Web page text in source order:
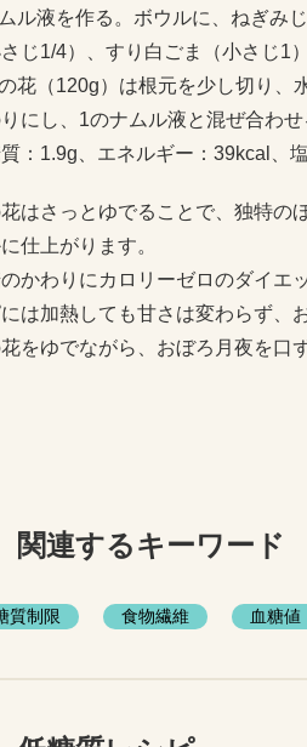
ル液を作る。ボウルに、ねぎみ
さじ1/4）、すり白ごま（小さじ1
花（120g）は根元を少し切り、
にし、1のナムル液と混ぜ合わせ
質：1.9g、エネルギー：39kcal、
はさっとゆでることで、独特の
仕上がります。
かわりにカロリーゼロのダイエ
は加熱しても甘さは変わらず、
をゆでながら、おぼろ月夜を口
関連するキーワード
質制限 食物繊維 血糖値